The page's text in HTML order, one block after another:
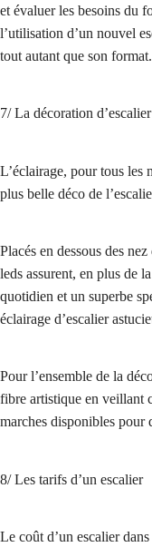
et évaluer les besoins du
l’utilisation d’un nouvel
tout autant que son format.
7/ La décoration d’escalier
L’éclairage, pour tous les
plus belle déco de
Placés en dessous des
leds assurent, en plus de
quotidien et un superbe
éclairage d’escalier
Pour l’ensemble de la
fibre artistique en veillant
marches disponibles pour
8/ Les tarifs d’un escalier
Le coût d’un escalier